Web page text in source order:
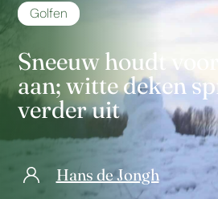
Golfen
Sneeuw houdt
aan; witte deken
verder uit
Hans de Jongh